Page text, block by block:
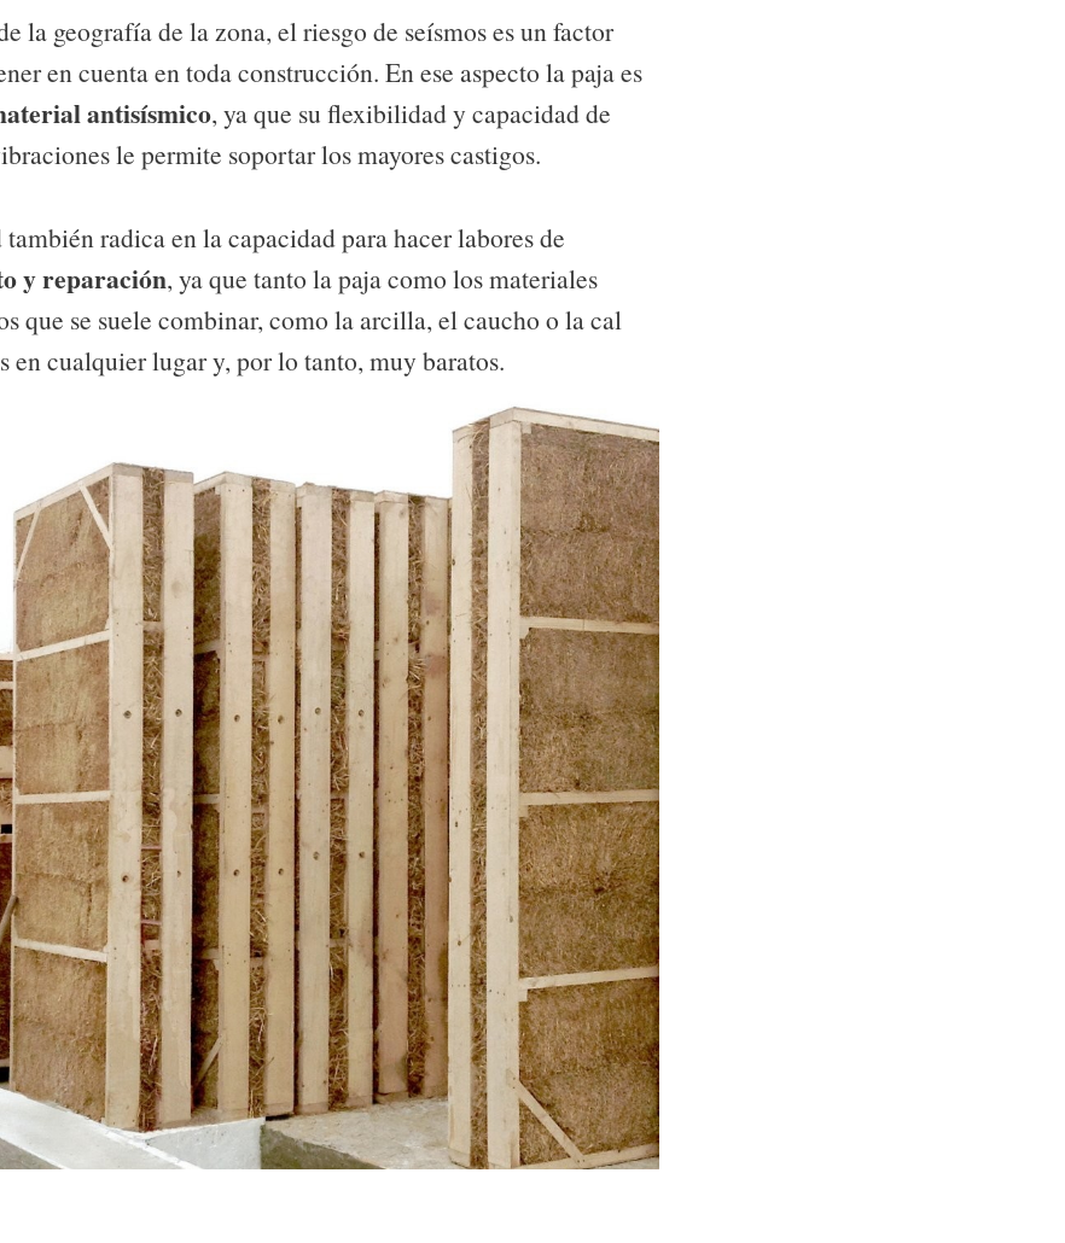
la geografía de la zona, el riesgo de seísmos es un factor
en cuenta en toda construcción. En ese aspecto la paja es
antisísmico, ya que su flexibilidad y capacidad de
le permite soportar los mayores castigos.
radica en la capacidad para hacer labores de
y reparación, ya que tanto la paja como los materiales
que se suele combinar, como la arcilla, el caucho o la cal
en cualquier lugar y, por lo tanto, muy baratos.